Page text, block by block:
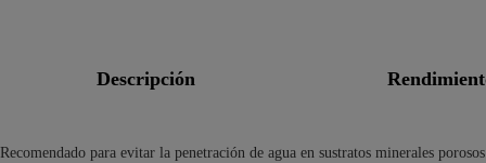
descripción
Recomendado para evitar la penetración de agua en sustratos minerales